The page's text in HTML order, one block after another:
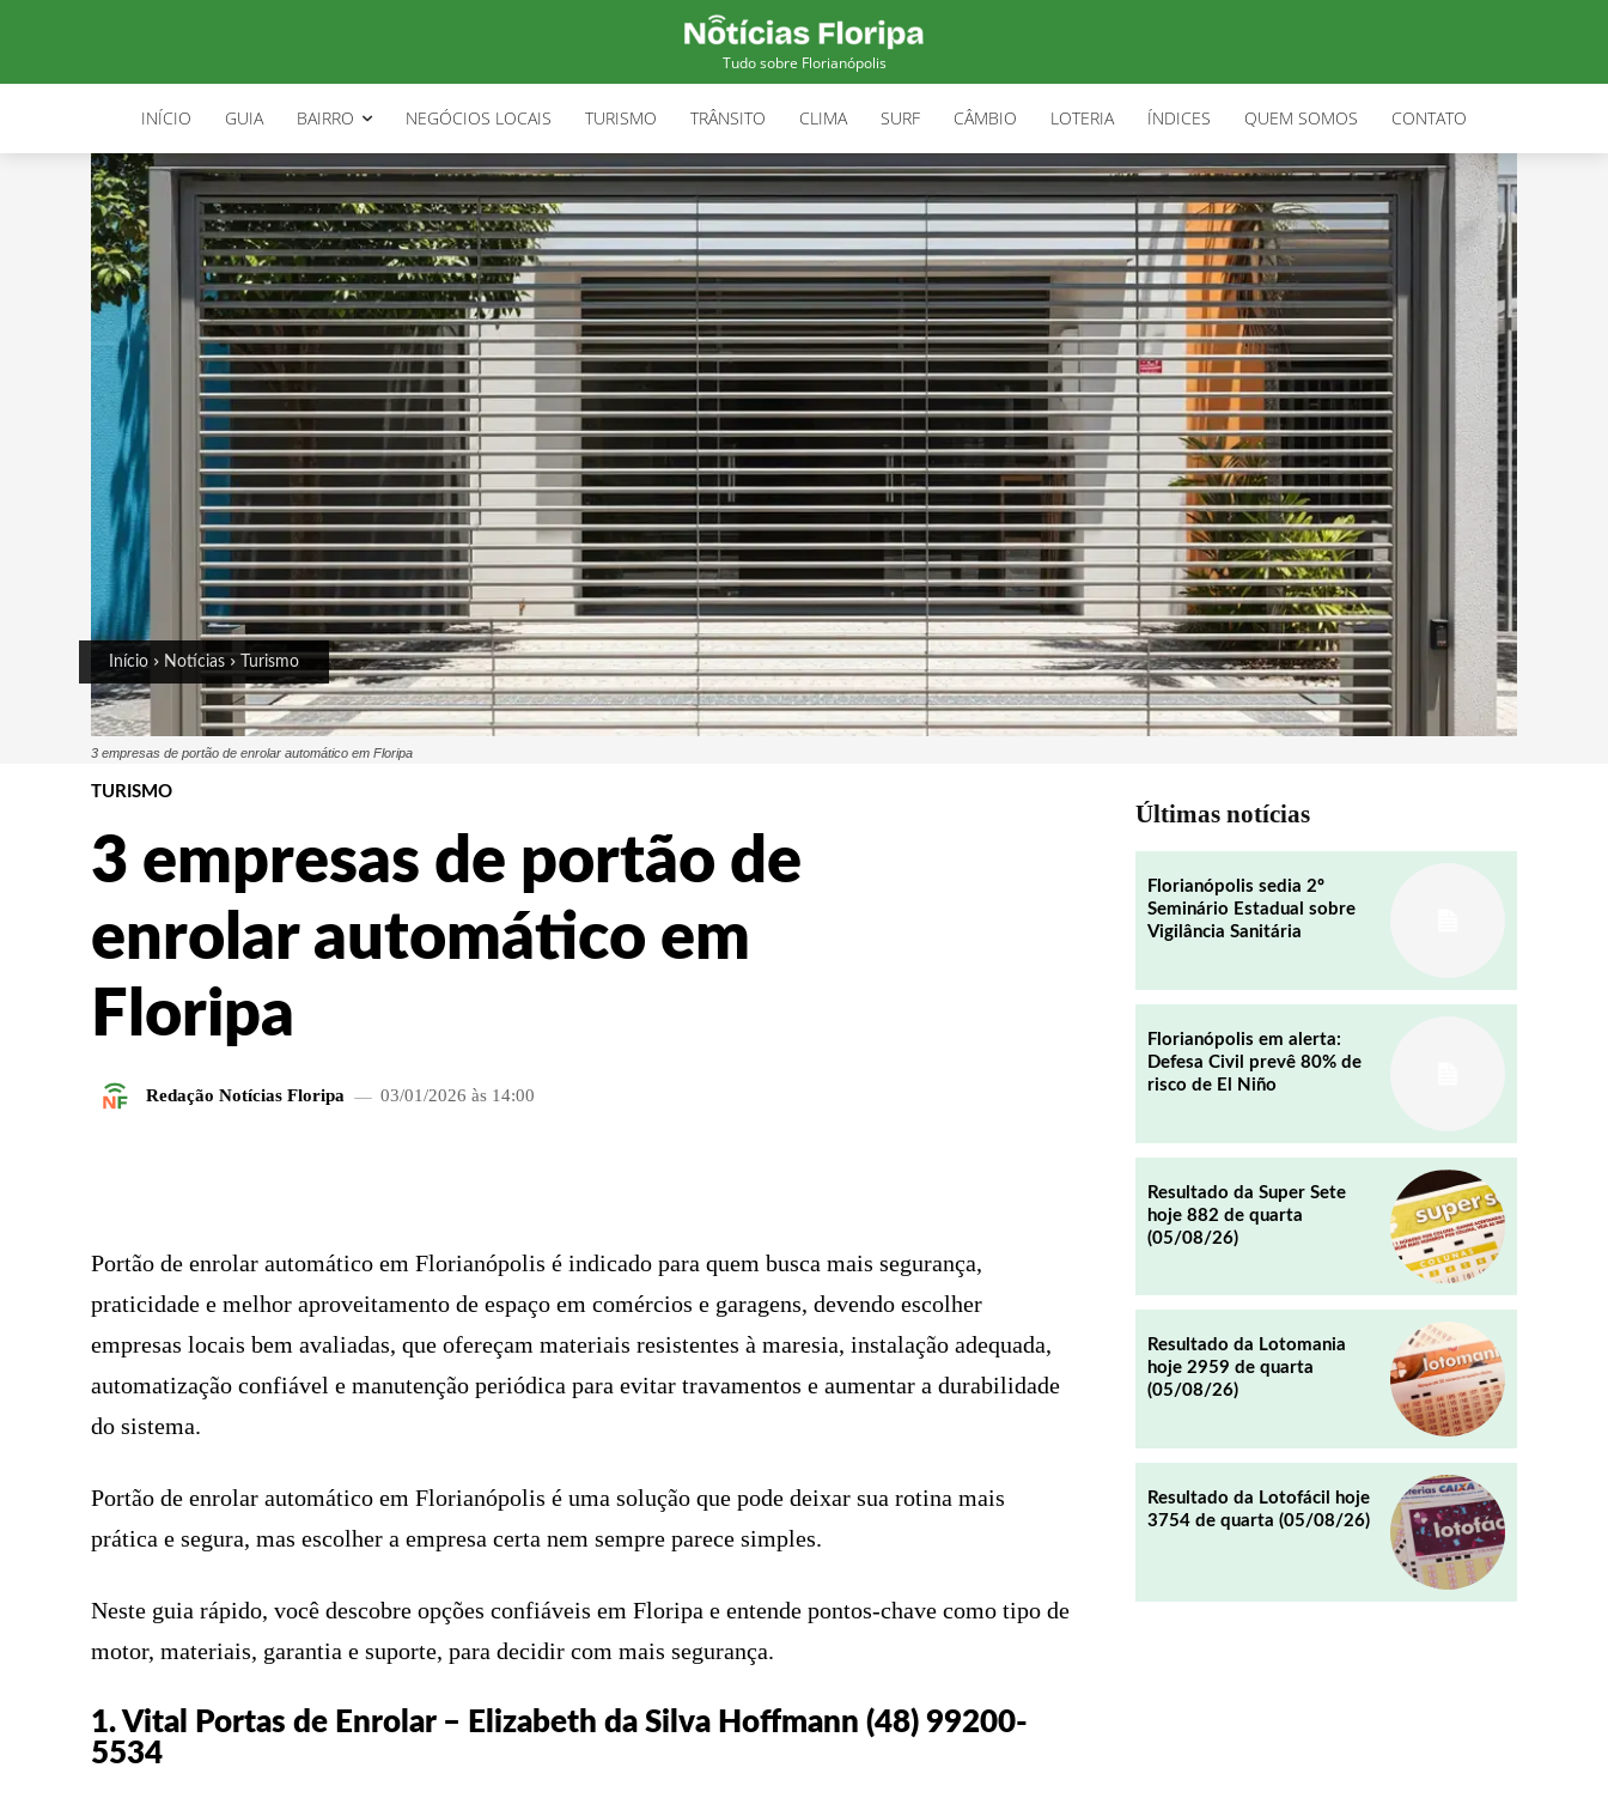
Tudo sobre Florianópolis
INÍCIO GUIA BAIRRO NEGÓCIOS LOCAIS TURISMO TRÂNSITO CLIMA SURF CÂMBIO LOTERIA ÍNDICES QUEM SOMOS CONTATO
Início Notícias Turismo
3 empresas de portão de enrolar automático em Floripa
TURISMO
3 empresas de portão de
enrolar automático em
Floripa
Redação Notícias Floripa 03/01/2026 às 14:00
Portão de enrolar automático em Florianópolis é indicado para quem busca mais segurança,
praticidade e melhor aproveitamento de espaço em comércios e garagens, devendo escolher
empresas locais bem avaliadas, que ofereçam materiais resistentes à maresia, instalação adequada,
automatização confiável e manutenção periódica para evitar travamentos e aumentar a durabilidade
do sistema.
Portão de enrolar automático em Florianópolis é uma solução que pode deixar sua rotina mais
prática e segura, mas escolher a empresa certa nem sempre parece simples.
Neste guia rápido, você descobre opções confiáveis em Floripa e entende pontos-chave como tipo de
motor, materiais, garantia e suporte, para decidir com mais segurança.
1. Vital Portas de Enrolar – Elizabeth da Silva Hoffmann (48) 99200-
5534
Últimas notícias
Florianópolis sedia 2º
Seminário Estadual sobre
Vigilância Sanitária
Florianópolis em alerta:
Defesa Civil prevê 80% de
risco de El Niño
Resultado da Super Sete
hoje 882 de quarta
(05/08/26)
Resultado da Lotomania
hoje 2959 de quarta
(05/08/26)
Resultado da Lotofácil hoje
3754 de quarta (05/08/26)